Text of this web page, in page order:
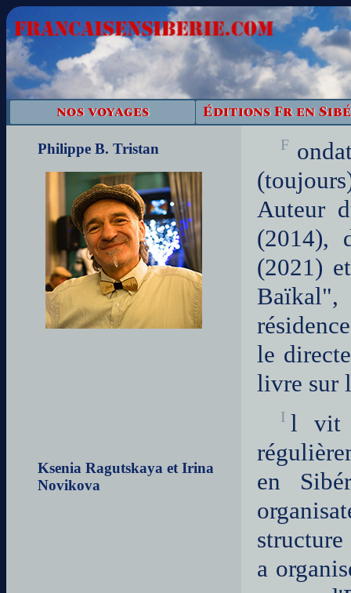
nos voyages Éditions Fr en
Philippe B. Tristan
Ksenia Ragutskaya et Irina
Novikova
Fondateur de francaisensiberie.com, Philippe B. Tristan est
Auteur
(2014),
(2021)
le
livre sur
Il vit depuis 2016 en Russie, à Novossibirsk, et se rend
en
a